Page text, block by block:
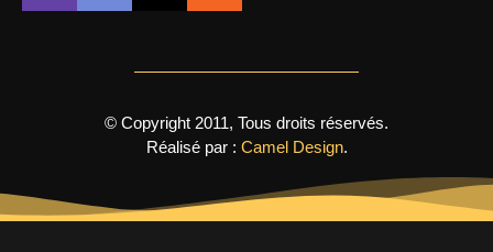
© Copyright 2011, Tous droits réservés.
Réalisé par : Camel Design.